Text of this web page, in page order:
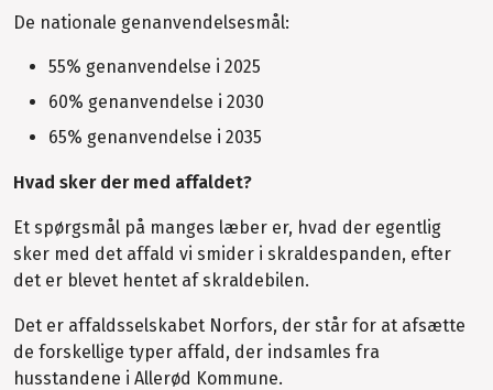
De nationale genanvendelsesmål:
55% genanvendelse i 2025
60% genanvendelse i 2030
65% genanvendelse i 2035
Hvad sker der med affaldet?
Et spørgsmål på manges læber er, hvad der egentlig
sker med det affald vi smider i skraldespanden, efter
det er blevet hentet af skraldebilen.
Det er affaldsselskabet Norfors, der står for at afsætte
de forskellige typer affald, der indsamles fra
husstandene i Allerød Kommune.